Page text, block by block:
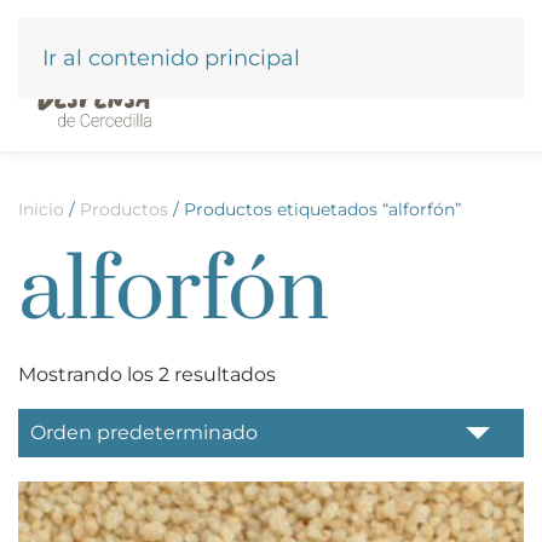
Ir al contenido principal
Inicio / Productos / Productos etiquetados “alforfón”
alforfón
Mostrando los 2 resultados